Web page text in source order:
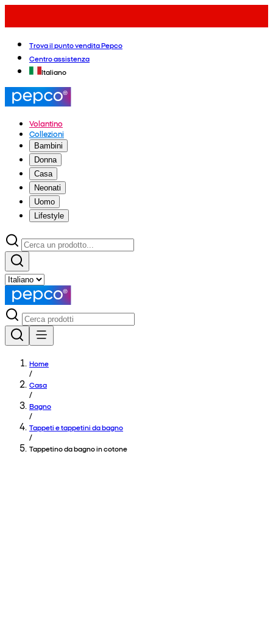
Trova il punto vendita Pepco
Centro assistenza
Italiano
Volantino
Collezioni
Bambini
Donna
Casa
Neonati
Uomo
Lifestyle
Home
/
Casa
/
Bagno
/
Tappeti e tappetini da bagno
/
Tappetino da bagno in cotone